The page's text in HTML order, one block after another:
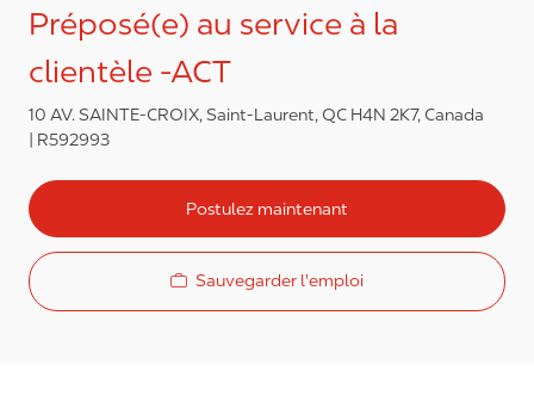
Préposé(e) au service à la
clientèle -ACT
10 AV. SAINTE-CROIX, Saint-Laurent, QC H4N 2K7, Canada
R592993
Postulez maintenant
Sauvegarder l'emploi